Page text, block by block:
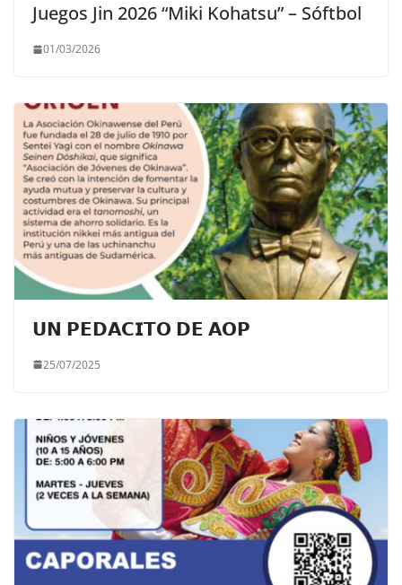
Juegos Jin 2026 “Miki Kohatsu” – Sóftbol
01/03/2026
𝗨𝗡 𝗣𝗘𝗗𝗔𝗖𝗜𝗧𝗢 𝗗𝗘 𝗔𝗢𝗣
25/07/2025